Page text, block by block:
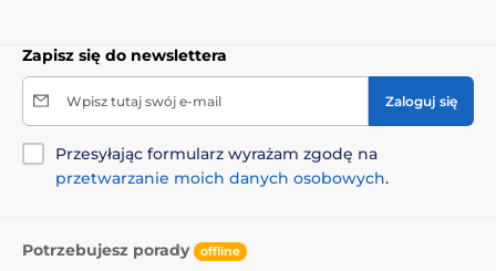
Zapisz się do newslettera
Wpisz tutaj swój e-mail Zaloguj się
Przesyłając formularz wyrażam zgodę na
przetwarzanie moich danych osobowych.
Potrzebujesz porady offline